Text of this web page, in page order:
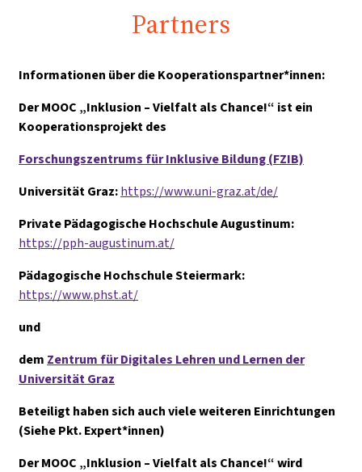
Partners
Informationen über die Kooperationspartner*innen:
Der MOOC „Inklusion – Vielfalt als Chance!“ ist ein
Kooperationsprojekt des
Forschungszentrums für Inklusive Bildung (FZIB)
Universität Graz:https://www.uni-graz.at/de/
Private Pädagogische Hochschule Augustinum:
https://pph-augustinum.at/
Pädagogische Hochschule Steiermark:
https://www.phst.at/
und
dem Zentrum für Digitales Lehren und Lernen der
Universität Graz
Beteiligt haben sich auch viele weiteren Einrichtungen
(Siehe Pkt. Expert*innen)
Der MOOC „Inklusion – Vielfalt als Chance!“ wird